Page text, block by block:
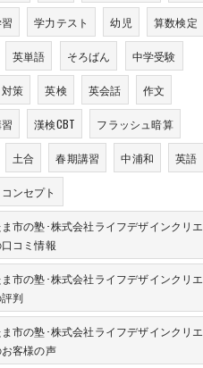
学力テスト 幼児 算数検定
英単語 そろばん 中学受験
策 英検 英会話 作文
漢検CBT フラッシュ暗算
土合 春期講習 中浦和 英語
コンセプト
市の塾･株式会社ライフデザインクリエ
コミ情報
市の塾･株式会社ライフデザインクリエ
判
市の塾･株式会社ライフデザインクリエ
客様の声